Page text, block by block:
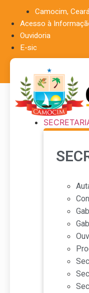
Camocim,
Acesso à
Ouvidoria
E-sic